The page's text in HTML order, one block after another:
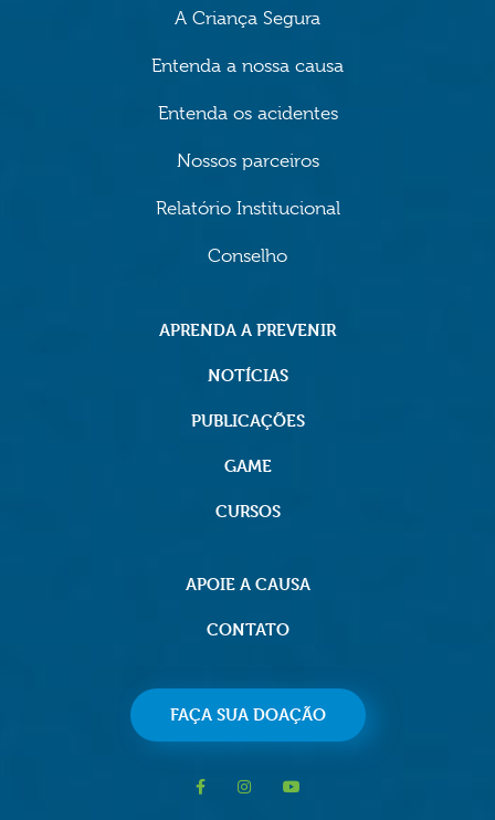
A Criança Segura
Entenda a nossa causa
Entenda os acidentes
Nossos parceiros
Relatório Institucional
Conselho
APRENDA A PREVENIR
NOTÍCIAS
PUBLICAÇÕES
GAME
CURSOS
APOIE A CAUSA
CONTATO
FAÇA SUA DOAÇÃO